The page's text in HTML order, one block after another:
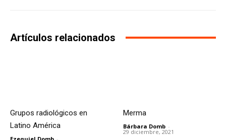
Artículos relacionados
Grupos radiológicos en
Latino América
Merma
Bárbara Domb -
29 diciembre, 2021